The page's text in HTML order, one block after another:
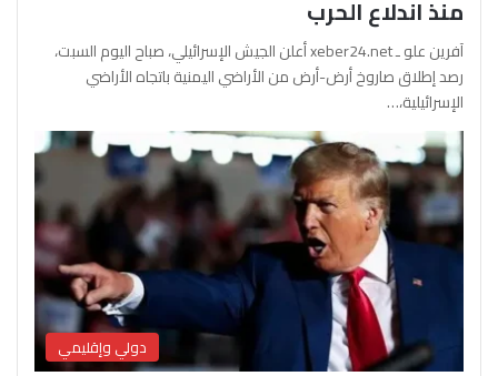
منذ اندلاع الحرب
آفرين علو ـ xeber24.net أعلن الجيش الإسرائيلي، صباح اليوم السبت،
رصد إطلاق صاروخ أرض-أرض من الأراضي اليمنية باتجاه الأراضي
الإسرائيلية،…
دولي وإقليمي